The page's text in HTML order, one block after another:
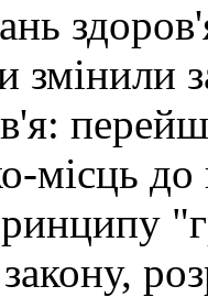
змінили
місць